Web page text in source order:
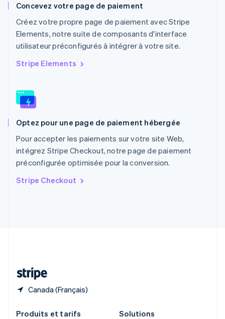
Concevez votre page de paiement
Créez votre propre page de paiement avec Stripe
Elements, notre suite de composants d'interface
utilisateur préconfigurés à intégrer à votre site.
Stripe Elements
Optez pour une page de paiement hébergée
Pour accepter les paiements sur votre site Web,
intégrez Stripe Checkout, notre page de paiement
préconfigurée optimisée pour la conversion.
Stripe Checkout
Canada (Français)
Pays-Bas
NederlandsEnglish
Pologne
English
Portugal
Português English
République tchèque
English
English
Royaume-Uni
English
Singapour
English简体中文
English
Produits et tarifs
Solutions